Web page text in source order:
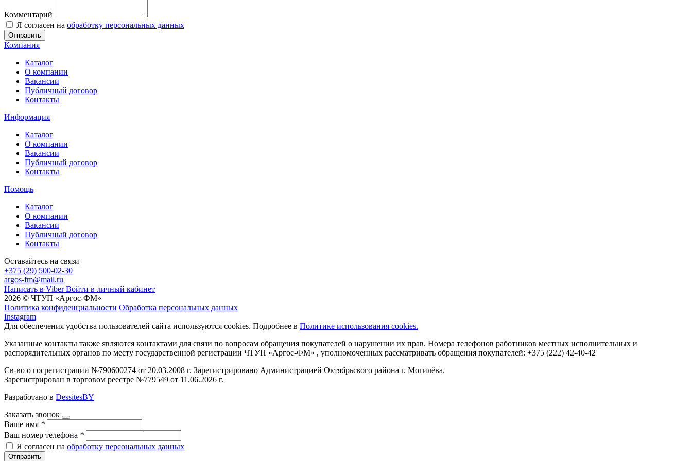
Комментарий
Я согласен на обработку персональных данных
Отправить
Компания
Каталог
О компании
Вакансии
Публичный договор
Контакты
Информация
Каталог
О компании
Вакансии
Публичный договор
Контакты
Помощь
Каталог
О компании
Вакансии
Публичный договор
Контакты
Оставайтесь на связи
+375 (29) 500-02-30
argos-fm@mail.ru
Написать в Viber Войти в личный кабинет
2026 © ЧТУП «Аргос-ФМ»
Политика конфиденциальности Обработка персональных данных
Instagram
Для обеспечения удобства пользователей сайта используются cookies. Подробнее в Политике использования cookies.
Указанные контакты также являются контактами для связи по вопросам обращения покупателей о нарушении их прав. Номера телефонов работников местных исполнительных и
распорядительных органов по месту государственной регистрации ЧТУП «Аргос-ФМ» , уполномоченных рассматривать обращения покупателей: +375 (222) 42-40-42
Св-во о госрегистрации №790600274 от 20.03.2008 г. Зарегистрировано Администрацией Октябрьского района г. Могилёва.
Зарегистрирован в торговом реестре №779549 от 11.06.2026 г.
Разработано в DessitesBY
Заказать звонок
Ваше имя *
Ваш номер телефона *
Я согласен на обработку персональных данных
Отправить